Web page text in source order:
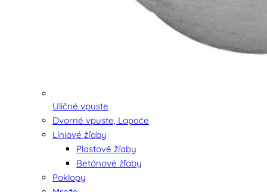
Uličné vpuste
Dvorné vpuste, Lapače
Líniové žľaby
Plastové žľaby
Betónové žľaby
Poklopy